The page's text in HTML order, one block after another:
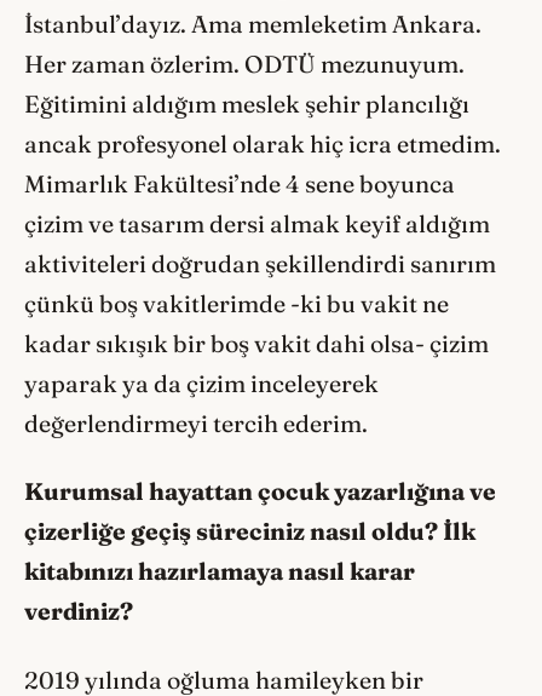
İstanbul’dayız. Ama memleketim Ankara.
Her zaman özlerim. ODTÜ mezunuyum.
Eğitimini aldığım meslek şehir plancılığı
ancak profesyonel olarak hiç icra etmedim.
Mimarlık Fakültesi’nde 4 sene boyunca
çizim ve tasarım dersi almak keyif aldığım
aktiviteleri doğrudan şekillendirdi sanırım
çünkü boş vakitlerimde -ki bu vakit ne
kadar sıkışık bir boş vakit dahi olsa- çizim
yaparak ya da çizim inceleyerek
değerlendirmeyi tercih ederim.
Kurumsal hayattan çocuk yazarlığına ve
çizerliğe geçiş süreciniz nasıl oldu? İlk
kitabınızı hazırlamaya nasıl karar
verdiniz?
2019 yılında oğluma hamileyken bir